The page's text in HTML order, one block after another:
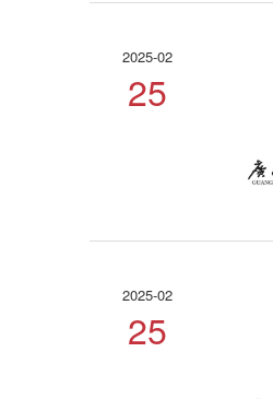
2025-02
25
2025-02
25